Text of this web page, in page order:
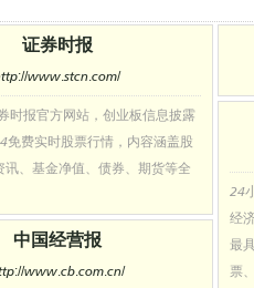
证券时报
www.stcn.com/
时报官方网站，创业板信息披露
免费实时股票行情，内容涵盖股
讯、基金净值、债券、期货等全
24
经
最
票
中国经营报
www.cb.com.cn/